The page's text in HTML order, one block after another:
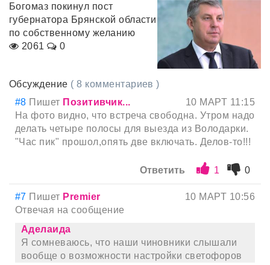
Богомаз покинул пост
губернатора Брянской области
по собственному желанию
2061
0
Обсуждение ( 8 комментариев )
#8 Пишет Позитивчик...
10 МАРТ 11:15
На фото видно, что встреча свободна. Утром надо
делать четыре полосы для выезда из Володарки.
"Час пик" прошол,опять две включать. Делов-то!!!
Ответить 1 0
#7 Пишет Premier
10 МАРТ 10:56
Отвечая на сообщение
Аделаида
Я сомневаюсь, что наши чиновники слышали
вообще о возможности настройки светофоров